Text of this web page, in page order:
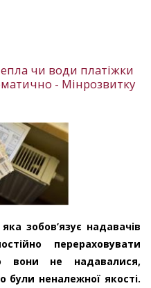
чи води платіжки
- Мінрозвитку
зобов’язує надавачів
перераховувати
вони не надавалися,
були неналежної якості.